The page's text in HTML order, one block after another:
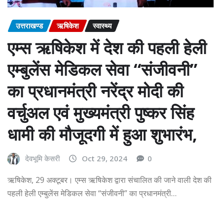
उत्तराखण्ड ऋषिकेश स्वास्थ्य
एम्स ऋषिकेश में देश की पहली हेली
एम्बुलेंस मेडिकल सेवा “संजीवनी”
का प्रधानमंत्री नरेंद्र मोदी की
वर्चुअल एवं मुख्यमंत्री पुष्कर सिंह
धामी की मौजूदगी में हुआ शुभारंभ,
देवभूमि केसरी Oct 29, 2024 0
ऋषिकेश, 29 अक्टूबर। एम्स ऋषिकेश द्वारा संचालित की जाने वाली देश की
पहली हेली एम्बुलेंस मेडिकल सेवा “संजीवनी” का प्रधानमंत्री…